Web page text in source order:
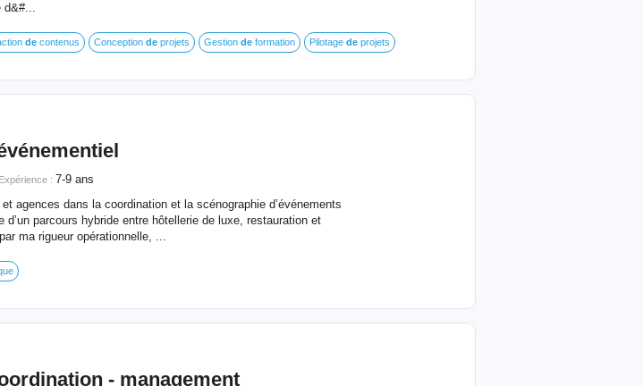
d&#...
decontenus Conception deprojets Gestion deformation Pilotage deprojets
Expérience : 7-9 ans
agences dans la coordination et la scénographie d’événements
parcours hybride entre hôtellerie de luxe, restauration et
ma rigueur opérationnelle, ...
- management